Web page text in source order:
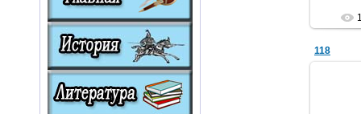
118